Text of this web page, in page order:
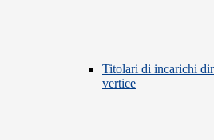
Titolari di incarichi
vertice